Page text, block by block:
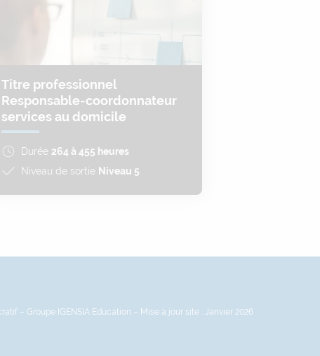
Titre professionnel
Responsable-coordonnateur
services au domicile
Durée 264 à 455 heures
Niveau de sortie Niveau 5
– Groupe IGENSIA Education – Mise à jour site : Janvier 2026